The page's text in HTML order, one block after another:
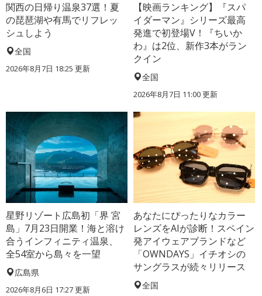
関西の日帰り温泉37選！夏
の琵琶湖や有馬でリフレッ
シュしよう
全国
2026年8月7日 18:25 更新
【映画ランキング】『スパ
イダーマン』シリーズ最高
発進で初登場V！『ちいか
わ』は2位、新作3本がラン
クイン
全国
2026年8月7日 11:00更新
星野リゾート広島初「界 宮
島」7月23日開業！海と溶け
合うインフィニティ温泉、
全54室から島々を一望
広島県
2026年8月6日 17:27更新
あなたにぴったりなカラー
レンズをAIが診断！スペイン
発アイウェアブランドなど
「OWNDAYS」イチオシの
サングラスが続々リリース
全国